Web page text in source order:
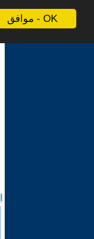
موافق - OK